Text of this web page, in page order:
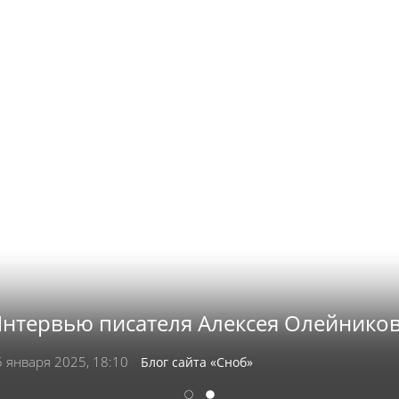
писателя Алексея
января 2025, 18:10 Блог сайта «Сноб»